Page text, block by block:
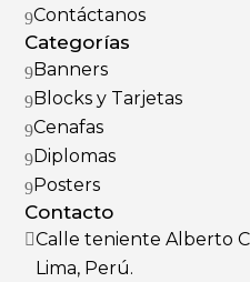
9Contáctanos
Categorías
9Banners
9Blocks y Tarjetas
9Cenafas
9Diplomas
9Posters
Contacto
Calle teniente Alberto
Lima, Perú.